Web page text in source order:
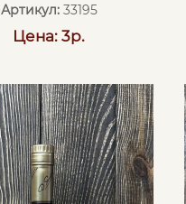
Артикул:33195
Цена: 3р.